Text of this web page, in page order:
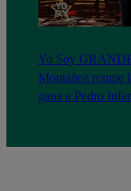
Yo Soy
Montañez rompe
gana a Pedro